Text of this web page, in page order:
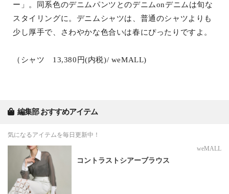
ー」。同系色のデニムパンツとのデニムonデニムは旬な
スタイリングに。デニムシャツは、普通のシャツよりも
少し厚手で、さわやかな色合いは春にぴったりですよ。
（シャツ 13,380円(内税)/ weMALL)
編集部 おすすめアイテム
気になるアイテムを毎日更新中！
weMALL
コントラストシアーブラウス